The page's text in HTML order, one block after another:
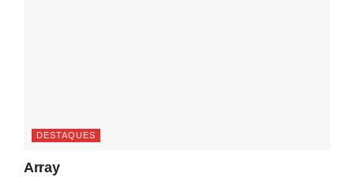
DESTAQUES
Array